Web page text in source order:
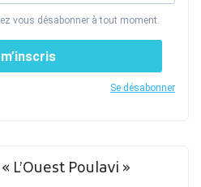
vous désabonner à tout moment.
Se désabonner
L’Ouest Poulavi »